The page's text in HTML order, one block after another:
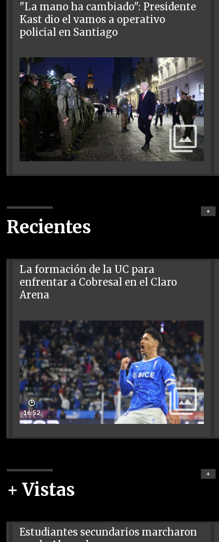
"La mano ha cambiado": Presidente
Kast dio el vamos a operativo
policial en Santiago
Recientes
+
La formación de la UC para
enfrentar a Cobresal en el Claro
Arena
🕑
16:52
+ Vistas
+
Estudiantes secundarios marcharon